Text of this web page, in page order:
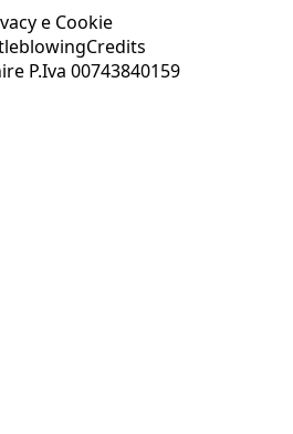
e Cookie
Credits
P.Iva 00743840159